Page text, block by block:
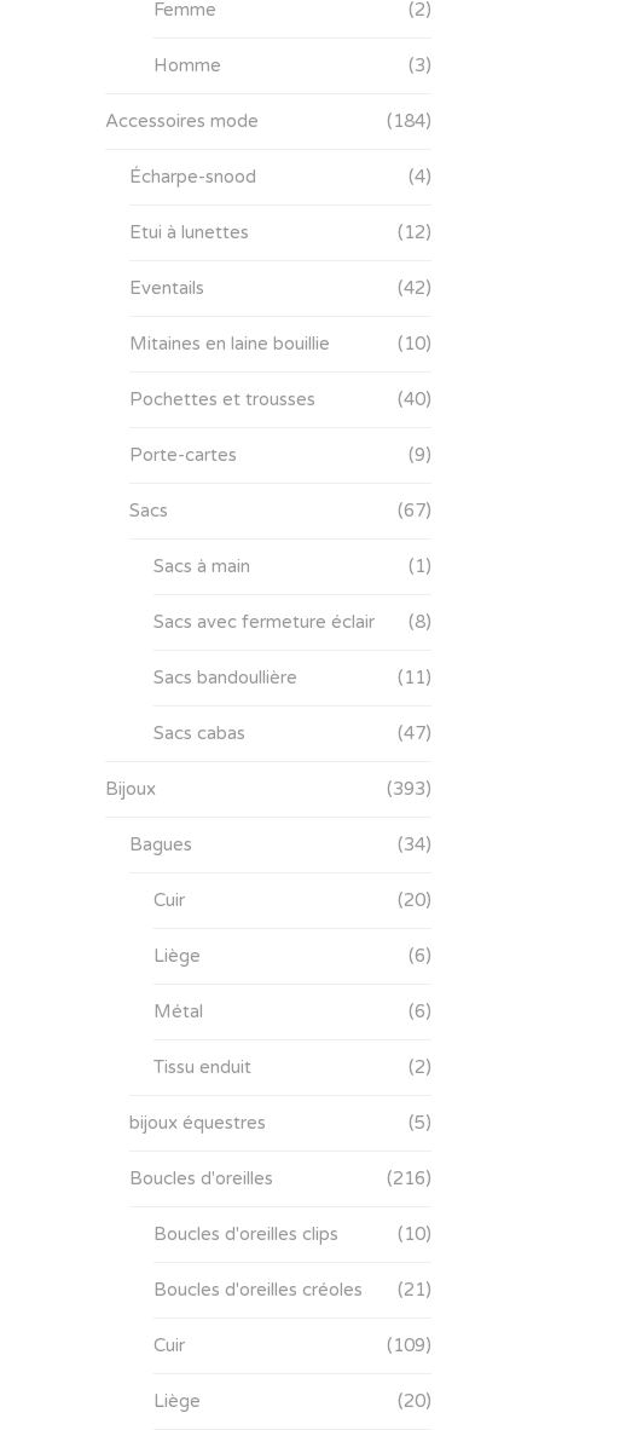
Femme (2)
Homme (3)
Accessoires mode (184)
Écharpe-snood (4)
Etui à lunettes (12)
Eventails (42)
Mitaines en laine bouillie (10)
Pochettes et trousses (40)
Porte-cartes (9)
Sacs (67)
Sacs à main (1)
Sacs avec fermeture éclair (8)
Sacs bandoullière (11)
Sacs cabas (47)
Bijoux (393)
Bagues (34)
Cuir (20)
Liège (6)
Métal (6)
Tissu enduit (2)
bijoux équestres (5)
Boucles d'oreilles (216)
Boucles d'oreilles clips (10)
Boucles d'oreilles créoles (21)
Cuir (109)
Liège (20)